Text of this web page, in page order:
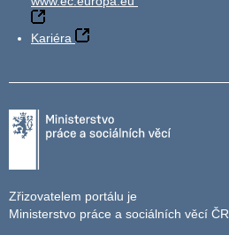
Kariéra
Zřizovatelem portálu je
Ministerstvo práce a sociálních věcí ČR